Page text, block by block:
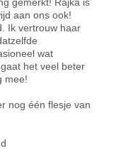
aan ons ook!
Ik vertrouw haar
wat
het veel beter
mee!
nog één flesje van